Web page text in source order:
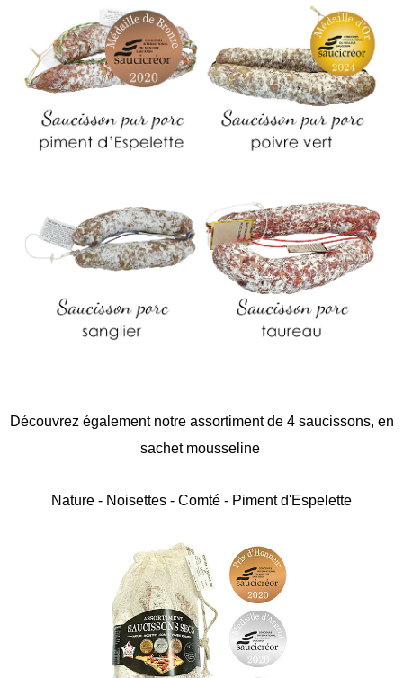
Découvrez également notre assortiment de 4 saucissons, en
sachet mousseline
Nature - Noisettes - Comté - Piment d'Espelette